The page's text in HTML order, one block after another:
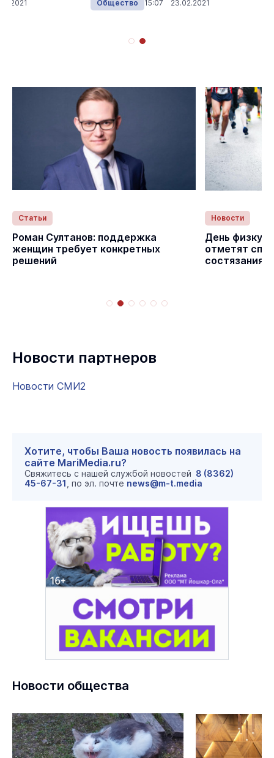
Общество 15:07 23.02.2021
Статьи
Роман Султанов: поддержка
женщин требует конкретных
решений
Новости
День
отметят
Новости партнеров
Новости СМИ2
Хотите, чтобы Ваша новость появилась на
сайте MariMedia.ru?
Свяжитесь с нашей службой новостей 8 (8362)
45-67-31 , по эл. почте news@m-t.media
Новости общества